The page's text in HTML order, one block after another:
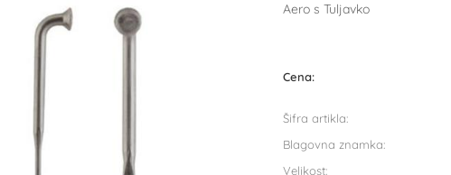
Aero s Tuljavko
Cena:
Šifra artikla:
Blagovna znamka:
Velikost: